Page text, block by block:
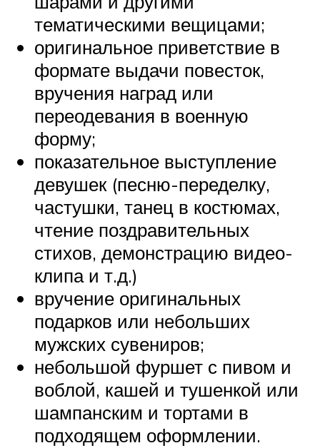
тематическими вещицами;
оригинальное приветствие в
формате выдачи повесток,
вручения наград или
переодевания в военную
форму;
показательное выступление
девушек (песню-переделку,
частушки, танец в костюмах,
чтение поздравительных
стихов, демонстрацию видео-
клипа и т.д.)
вручение оригинальных
подарков или небольших
мужских сувениров;
небольшой фуршет с пивом и
воблой, кашей и тушенкой или
шампанским и тортами в
подходящем оформлении.